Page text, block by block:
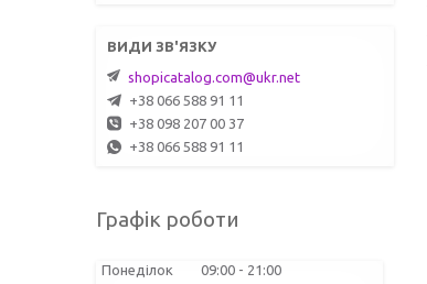
shopicatalog.com@ukr.net
+38 066 588 91 11
+38 098 207 00 37
+38 066 588 91 11
Графік роботи
Понеділок 09:00
21:00